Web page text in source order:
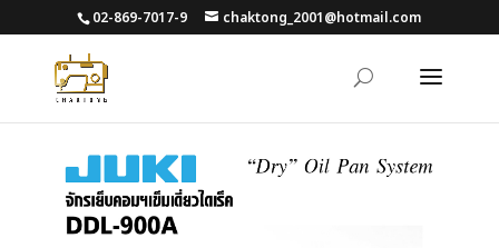
02-869-7017-9 chaktong_2001@hotmail.com